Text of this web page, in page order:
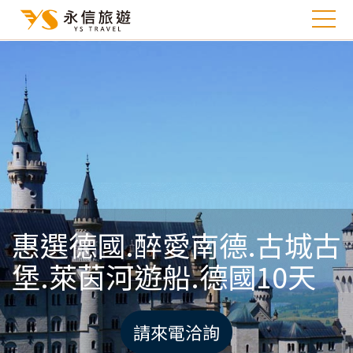
惠選德國.醉愛南德.古城古
堡.萊茵河遊船.德國10天
請來電洽詢